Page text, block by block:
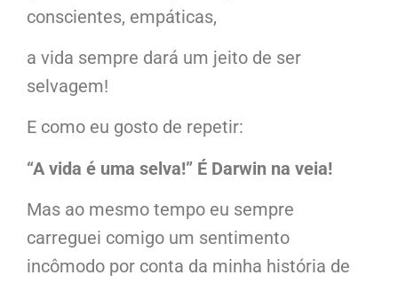
conscientes, empáticas,
a vida sempre dará um jeito de ser
selvagem!
E como eu gosto de repetir:
“A vida é uma selva!” É Darwin na veia!
Mas ao mesmo tempo eu sempre
carreguei comigo um sentimento
incômodo por conta da minha história de